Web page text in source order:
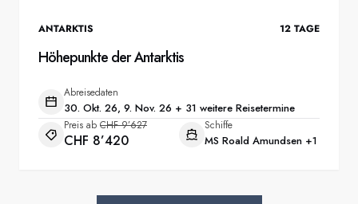
ANTARKTIS 12 TAGE
Höhepunkte der Antarktis
Abreisedaten
30. Okt. 26, 9. Nov. 26 + 31 weitere Reisetermine
Preis ab CHF 9’627
CHF 8’420
Schiffe
MS Roald Amundsen +1